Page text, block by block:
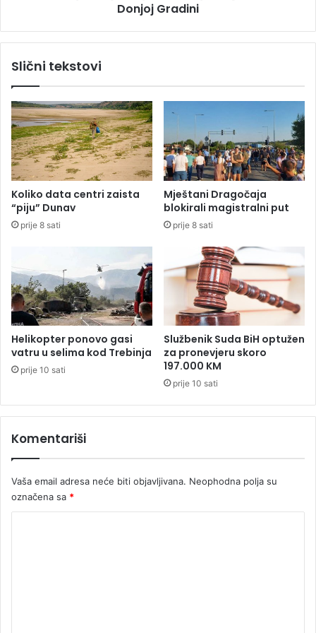
č
e
o
l
e
"
T
r
e
i
e
"
J
o
a
a
i
a
j
u
m
e
m
r
j
n
o
g
e
n
t
u
o
o
j
G
Donjoj Gradini
Slični tekstovi
Koliko data centri zaista
“piju” Dunav
prije 8 sati
Mještani Dragočaja
blokirali magistralni put
prije 8 sati
Helikopter ponovo gasi
vatru u selima kod Trebinja
prije 10 sati
Službenik Suda BiH optužen
za pronevjeru skoro
197.000 KM
prije 10 sati
Komentariši
Vaša email adresa neće biti objavljivana. Neophodna polja su
označena sa *